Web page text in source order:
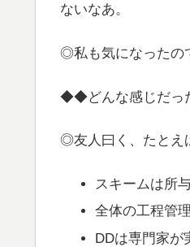
ないなあ。
◎私も気になったの
◆◆どんな感じだっ
◎友人曰く、たとえ
スキームは所
全体の工程管
DDは専門家が